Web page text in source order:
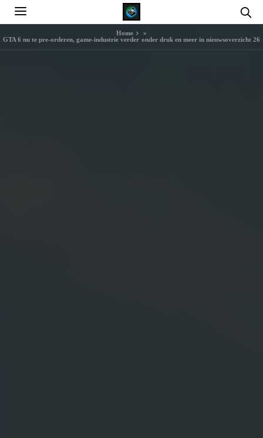
Home
»
GTA 6 nu te pre-orderen, game-industrie verder onder druk en meer in nieuwsoverzicht 26